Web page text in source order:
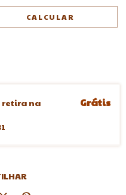
CALCULAR
retira na
Grátis